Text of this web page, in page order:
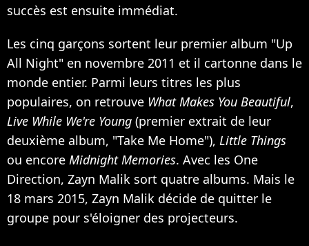
succès est ensuite immédiat.
Les cinq garçons sortent leur premier album "Up
All Night" en novembre 2011 et il cartonne dans le
monde entier. Parmi leurs titres les plus
populaires, on retrouve What Makes You Beautiful,
Live While We're Young (premier extrait de leur
deuxième album, "Take Me Home"), Little Things
ou encore Midnight Memories. Avec les One
Direction, Zayn Malik sort quatre albums. Mais le
18 mars 2015, Zayn Malik décide de quitter le
groupe pour s'éloigner des projecteurs.